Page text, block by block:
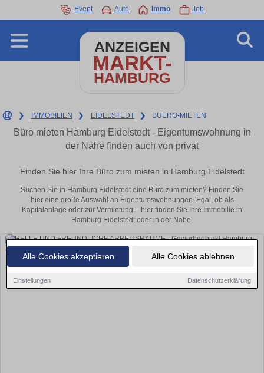
Alle Cookies akzeptieren Alle Cookies ablehnen
Einstellungen Datenschutzerklärung
Event Auto Immo Job
ANZEIGEN
MARKT-
HAMBURG
❯ IMMOBILIEN ❯ EIDELSTEDT ❯ BUERO-MIETEN
Büro mieten Hamburg Eidelstedt - Eigentumswohnung in
der Nähe finden auch von privat
Finden Sie hier Ihre Büro zum mieten in Hamburg Eidelstedt
Suchen Sie in Hamburg Eidelstedt eine Büro zum mieten? Finden Sie
hier eine große Auswahl an Eigentumswohnungen. Egal, ob als
Kapitalanlage oder zur Vermietung – hier finden Sie Ihre Immobilie in
Hamburg Eidelstedt oder in der Nähe.